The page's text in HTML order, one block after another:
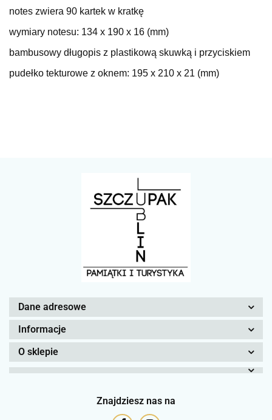
notes zwiera 90 kartek w kratkę
wymiary notesu: 134 x 190 x 16 (mm)
bambusowy długopis z plastikową skuwką i przyciskiem
pudełko tekturowe z oknem: 195 x 210 x 21 (mm)
Dane adresowe
Informacje
O sklepie
Znajdziesz nas na